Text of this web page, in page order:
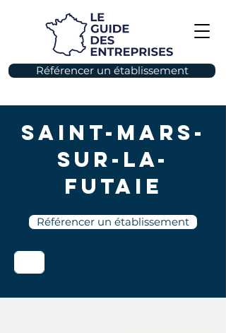
Référencer un établissement
Saint-Mars-
sur-la-
Futaie
Référencer un établissement